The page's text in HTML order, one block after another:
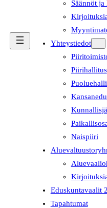
Säännöt
Yhteystiedot
Piirihallitus
Naispiiri
Eduskuntavaalit
Tapahtumat